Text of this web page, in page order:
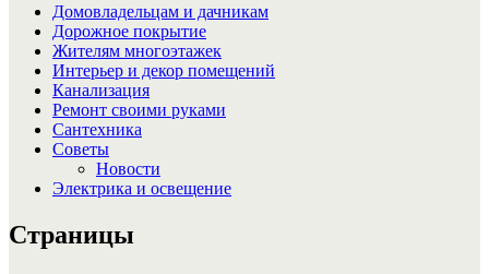
Домовладельцам и дачникам
Дорожное покрытие
Жителям многоэтажек
Интерьер и декор помещений
Канализация
Ремонт своими руками
Сантехника
Советы
Новости
Электрика и освещение
Страницы